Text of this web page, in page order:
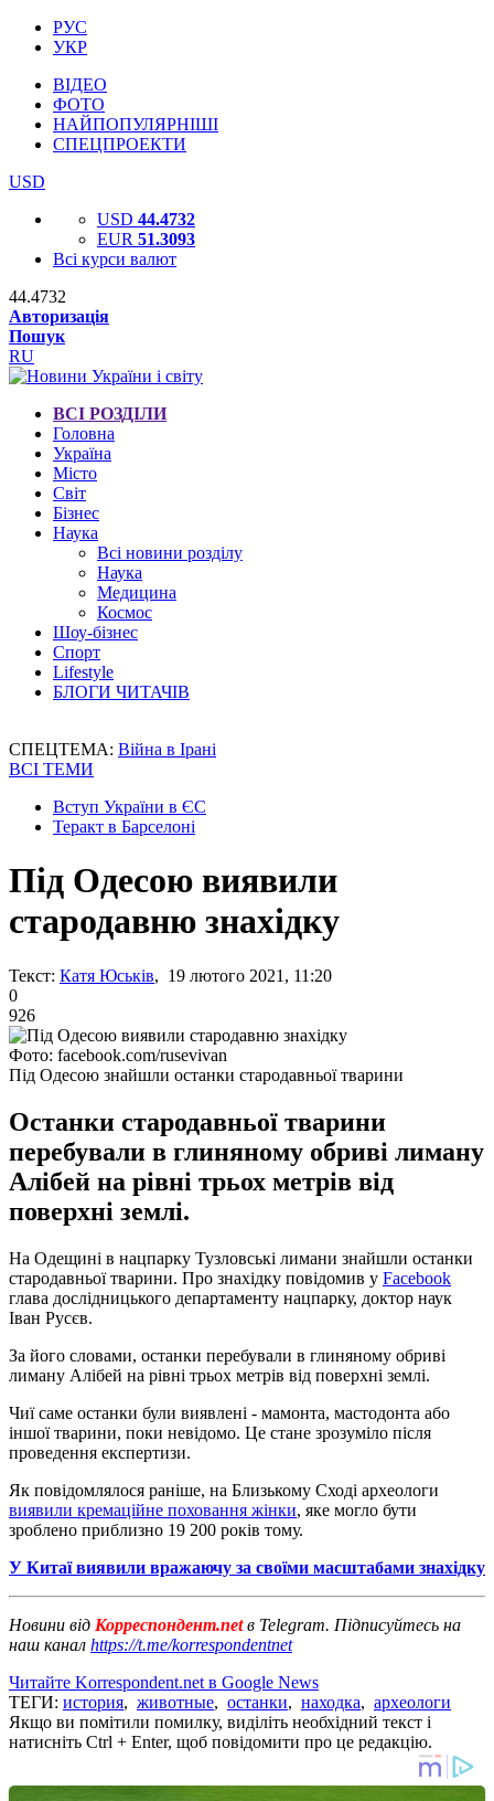
РУС
УКР
ВІДЕО
ФОТО
НАЙПОПУЛЯРНІШІ
СПЕЦПРОЕКТИ
USD
USD 44.4732
EUR 51.3093
Всі курси валют
44.4732
Авторизація
Пошук
RU
ВСІ РОЗДІЛИ
Головна
Україна
Місто
Світ
Бізнес
Наука
Всі новини розділу
Наука
Медицина
Космос
Шоу-бізнес
Спорт
Lifestyle
БЛОГИ ЧИТАЧІВ
СПЕЦТЕМА: Війна в Ірані
ВСІ ТЕМИ
Вступ України в ЄС
Теракт в Барселоні
Під Одесою виявили
стародавню знахідку
Текст: Катя Юськів, 19 лютого 2021, 11:20
0
926
Фото: facebook.com/rusevivan
Під Одесою знайшли останки стародавньої тварини
Останки стародавньої тварини
перебували в глиняному обриві лиману
Алібей на рівні трьох метрів від
поверхні землі.
На Одещині в нацпарку Тузловські лимани знайшли останки
стародавньої тварини. Про знахідку повідомив у Facebook
глава дослідницького департаменту нацпарку, доктор наук
Іван Русєв.
За його словами, останки перебували в глиняному обриві
лиману Алібей на рівні трьох метрів від поверхні землі.
Чиї саме останки були виявлені - мамонта, мастодонта або
іншої тварини, поки невідомо. Це стане зрозуміло після
проведення експертизи.
Як повідомлялося раніше, на Близькому Сході археологи
виявили кремаційне поховання жінки, яке могло бути
зроблено приблизно 19 200 років тому.
У Китаї виявили вражаючу за своїми масштабами знахідку
Новини від Корреспондент.netв Telegram. Підписуйтесь на
наш канал https://t.me/korrespondentnet
Читайте Korrespondent.net в Google News
ТЕГИ: история, животные, останки, находка, археологи
Якщо ви помітили помилку, виділіть необхідний текст і
натисніть Ctrl + Enter, щоб повідомити про це редакцію.